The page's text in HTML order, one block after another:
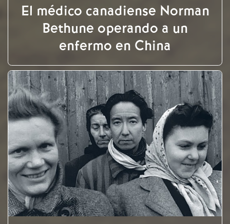
El médico canadiense Norman
Bethune operando a un
enfermo en China